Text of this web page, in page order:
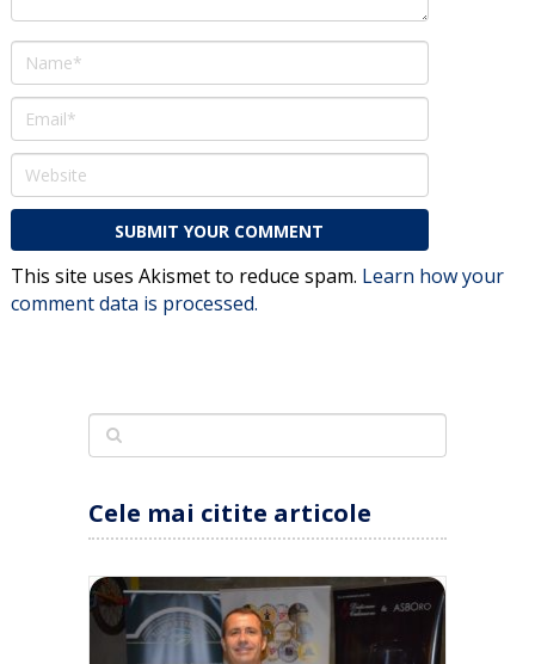
This site uses Akismet to reduce spam. Learn how your
comment data is processed.
Cele mai citite articole